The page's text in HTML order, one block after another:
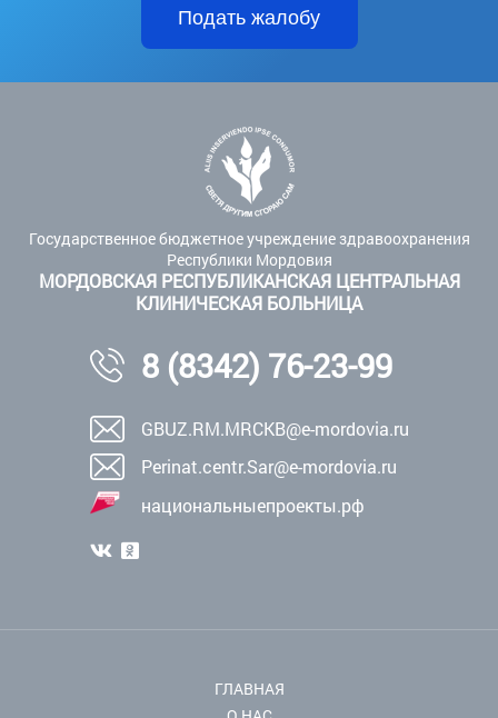
Подать жалобу
Государственное бюджетное учреждение здравоохранения
Республики Мордовия
МОРДОВСКАЯ РЕСПУБЛИКАНСКАЯ ЦЕНТРАЛЬНАЯ
КЛИНИЧЕСКАЯ БОЛЬНИЦА
8 (8342) 76-23-99
GBUZ.RM.MRCKB@e-mordovia.ru
Perinat.centr.Sar@e-mordovia.ru
национальныепроекты.рф
ГЛАВНАЯ